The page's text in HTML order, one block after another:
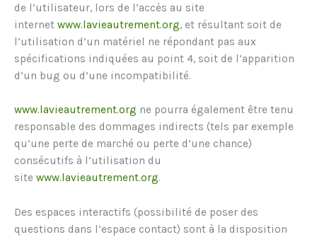
de l’utilisateur, lors de l’accès au site
internet www.lavieautrement.org, et résultant soit de
l’utilisation d’un matériel ne répondant pas aux
spécifications indiquées au point 4, soit de l’apparition
d’un bug ou d’une incompatibilité.
www.lavieautrement.org ne pourra également être tenu
responsable des dommages indirects (tels par exemple
qu’une perte de marché ou perte d’une chance)
consécutifs à l’utilisation du
site www.lavieautrement.org.
Des espaces interactifs (possibilité de poser des
questions dans l’espace contact) sont à la disposition